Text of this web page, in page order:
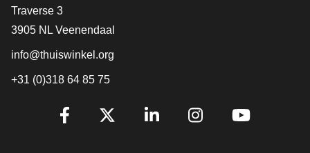
[_General:Contact]
Traverse 3
3905 NL Veenendaal
info@thuiswinkel.org
+31 (0)318 64 85 75
[_General:SocialMediaTitle]